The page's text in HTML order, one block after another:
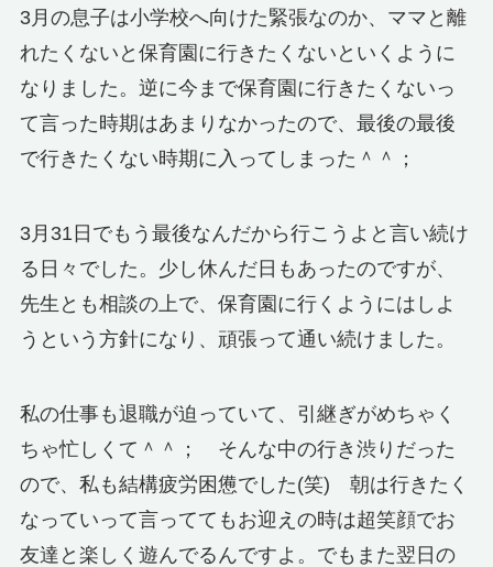
3月の息子は小学校へ向けた緊張なのか、ママと離
れたくないと保育園に行きたくないといくように
なりました。逆に今まで保育園に行きたくないっ
て言った時期はあまりなかったので、最後の最後
で行きたくない時期に入ってしまった＾＾；
3月31日でもう最後なんだから行こうよと言い続け
る日々でした。少し休んだ日もあったのですが、
先生とも相談の上で、保育園に行くようにはしよ
うという方針になり、頑張って通い続けました。
私の仕事も退職が迫っていて、引継ぎがめちゃく
ちゃ忙しくて＾＾； そんな中の行き渋りだった
ので、私も結構疲労困憊でした(笑) 朝は行きたく
なっていって言っててもお迎えの時は超笑顔でお
友達と楽しく遊んでるんですよ。でもまた翌日の